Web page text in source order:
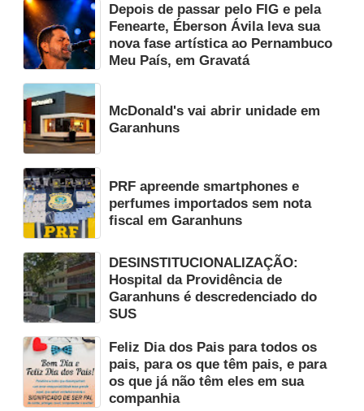
Depois de passar pelo FIG e pela
Fenearte, Éberson Ávila leva sua
nova fase artística ao Pernambuco
Meu País, em Gravatá
McDonald's vai abrir unidade em
Garanhuns
PRF apreende smartphones e
perfumes importados sem nota
fiscal em Garanhuns
DESINSTITUCIONALIZAÇÃO:
Hospital da Providência de
Garanhuns é descredenciado do
SUS
Feliz Dia dos Pais para todos os
pais, para os que têm pais, e para
os que já não têm eles em sua
companhia